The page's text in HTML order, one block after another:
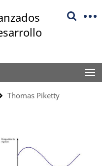
Thomas Piketty